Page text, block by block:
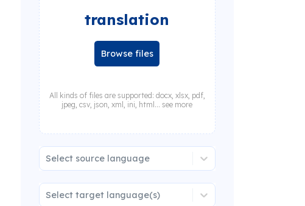
translation
Browse files
All kinds of files are supported: docx, xlsx, pdf,
jpeg, csv, json, xml, ini, html... see more
Select source language
Select target language(s)